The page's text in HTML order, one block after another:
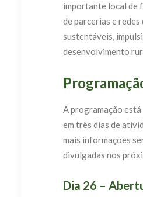
importante local de
de parcerias e redes
sustentáveis,
desenvolvimento
A programação
em três dias de
mais informações
divulgadas nos
Dia 26 –